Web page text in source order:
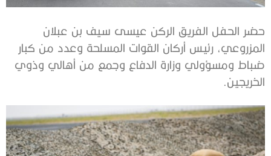
حضر الحفل الفريق الركن عيسى سيف بن عبلان
المزروعي، رئيس أركان القوات المسلحة وعدد من كبار
ضباط ومسؤولي وزارة الدفاع وجمع من أهالي وذوي
الخريجين.